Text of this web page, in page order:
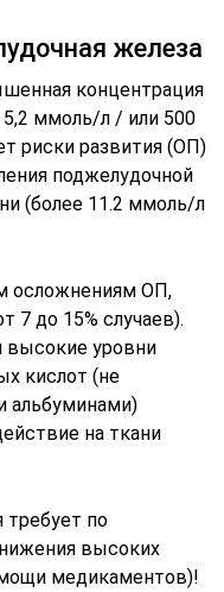
железа
концентрация
ммоль/л / или 500
риски развития (ОП)
поджелудочной
(более 11.2 ммоль/л
осложнениям ОП,
7 до 15% случаев).
высокие уровни
кислот (не
альбуминами)
на ткани
требует по
высоких
медикаментов)!